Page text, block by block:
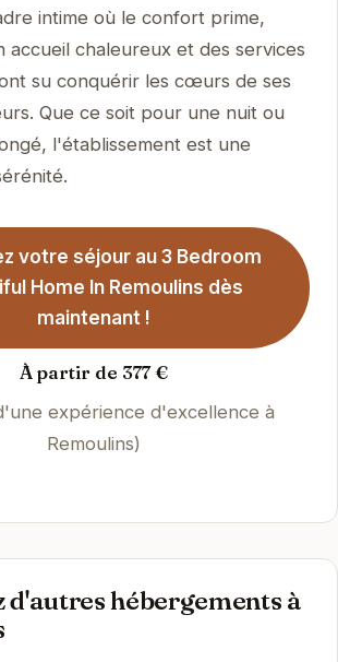
intime où le confort prime,
accueil chaleureux et des services
su conquérir les cœurs de ses
Que ce soit pour une nuit ou
l'établissement est une
votre séjour au 3 Bedroom
Home In Remoulins dès
maintenant !
À partir de 377 €
expérience d'excellence à
Remoulins)
d'autres hébergements à